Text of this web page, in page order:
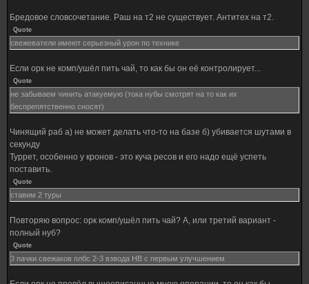
Бредовое словсочетание. Раш на т2 не существует. Антитех на т2.
Quote
свежеватели имеют серьезный урон по технике
Если орк не комп/ушёл пить чай, то как бы он её контролирует...
Quote
не забываем чинить атакуемую (тока нубы смотрят на то как их
беспрепятственно сносят)
Чинящий раб а) не может делать что-то на базе б) убивается шутами в
секунду
Туррет, особенно у кронов - это куча ресов и его надо ещё успеть
поставить.
Quote
ставим 2 туры
Повторяю вопрос: орк комп/ушёл пить чай? А, или третий вариант -
полный нуб?
Quote
3 пачки свежаков плбс 2-3 взвода НВ с первым улучшением